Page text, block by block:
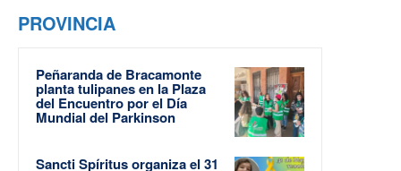
PROVINCIA
Peñaranda de Bracamonte
planta tulipanes en la Plaza
del Encuentro por el Día
Mundial del Parkinson
Sancti Spíritus organiza el 31